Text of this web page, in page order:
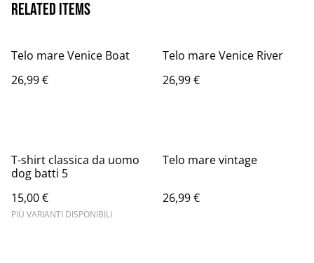
Related items
Telo mare Venice Boat
26,99 €
Telo mare Venice River
26,99 €
T-shirt classica da uomo
dog batti 5
15,00 €
PIÙ VARIANTI DISPONIBILI
Telo mare vintage
26,99 €